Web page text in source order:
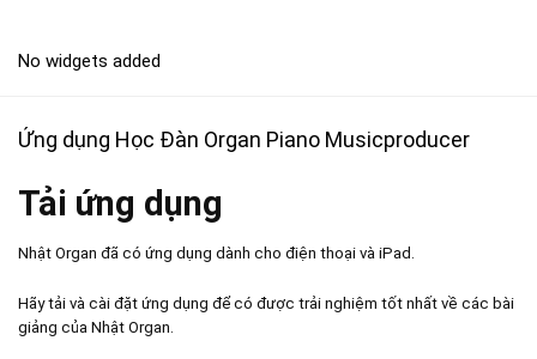
No widgets added
Ứng dụng Học Đàn Organ Piano Musicproducer
Tải ứng dụng
Nhật Organ đã có ứng dụng dành cho điện thoại và iPad.
Hãy tải và cài đặt ứng dụng để có được trải nghiệm tốt nhất về các bài
giảng của Nhật Organ.